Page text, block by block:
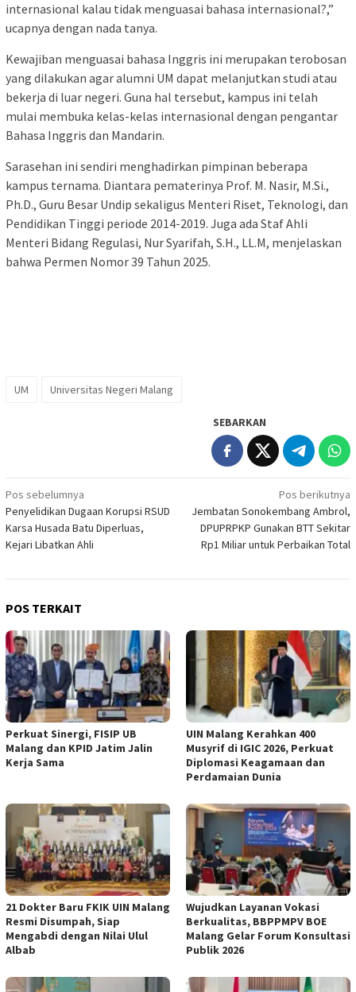
internasional kalau tidak menguasai bahasa internasional?,”
ucapnya dengan nada tanya.
Kewajiban menguasai bahasa Inggris ini merupakan terobosan
yang dilakukan agar alumni UM dapat melanjutkan studi atau
bekerja di luar negeri. Guna hal tersebut, kampus ini telah
mulai membuka kelas-kelas internasional dengan pengantar
Bahasa Inggris dan Mandarin.
Sarasehan ini sendiri menghadirkan pimpinan beberapa
kampus ternama. Diantara pematerinya Prof. M. Nasir, M.Si.,
Ph.D., Guru Besar Undip sekaligus Menteri Riset, Teknologi, dan
Pendidikan Tinggi periode 2014-2019. Juga ada Staf Ahli
Menteri Bidang Regulasi, Nur Syarifah, S.H., LL.M, menjelaskan
bahwa Permen Nomor 39 Tahun 2025.
UM Universitas Negeri Malang
SEBARKAN
Navigasi
pos
Pos sebelumnya
Penyelidikan Dugaan Korupsi RSUD
Karsa Husada Batu Diperluas,
Kejari Libatkan Ahli
Pos berikutnya
Jembatan Sonokembang Ambrol,
DPUPRPKP Gunakan BTT Sekitar
Rp1 Miliar untuk Perbaikan Total
POS TERKAIT
Perkuat Sinergi, FISIP UB
Malang dan KPID Jatim Jalin
Kerja Sama
UIN Malang Kerahkan 400
Musyrif di IGIC 2026, Perkuat
Diplomasi Keagamaan dan
Perdamaian Dunia
21 Dokter Baru FKIK UIN Malang
Resmi Disumpah, Siap
Mengabdi dengan Nilai Ulul
Albab
Wujudkan Layanan Vokasi
Berkualitas, BBPPMPV BOE
Malang Gelar Forum Konsultasi
Publik 2026